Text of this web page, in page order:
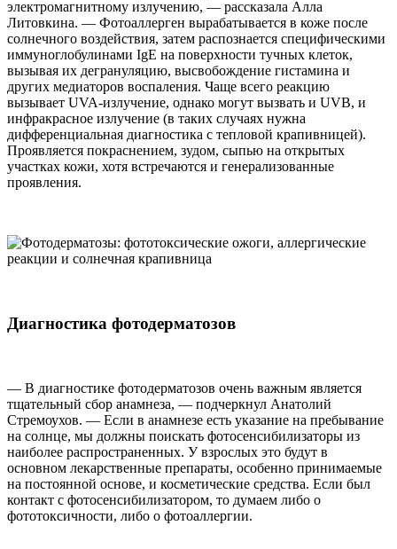
электромагнитному излучению, — рассказала Алла
Литовкина. — Фотоаллерген вырабатывается в коже после
солнечного воздействия, затем распознается специфическими
иммуноглобулинами IgE на поверхности тучных клеток,
вызывая их дегрануляцию, высвобождение гистамина и
других медиаторов воспаления. Чаще всего реакцию
вызывает UVA-излучение, однако могут вызвать и UVB, и
инфракрасное излучение (в таких случаях нужна
дифференциальная диагностика с тепловой крапивницей).
Проявляется покраснением, зудом, сыпью на открытых
участках кожи, хотя встречаются и генерализованные
проявления.
Диагностика фотодерматозов
— В диагностике фотодерматозов очень важным является
тщательный сбор анамнеза, — подчеркнул Анатолий
Стремоухов. — Если в анамнезе есть указание на пребывание
на солнце, мы должны поискать фотосенсибилизаторы из
наиболее распространенных. У взрослых это будут в
основном лекарственные препараты, особенно принимаемые
на постоянной основе, и косметические средства. Если был
контакт с фотосенсибилизатором, то думаем либо о
фототоксичности, либо о фотоаллергии.